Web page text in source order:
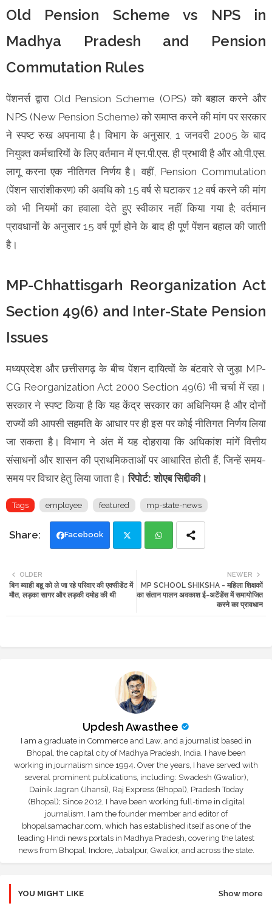
Old Pension Scheme vs NPS in
Madhya Pradesh and Pension
Commutation Rules
पेंशनर्स द्वारा Old Pension Scheme (OPS) को बहाल करने और
NPS (New Pension Scheme) को समाप्त करने की मांग पर सरकार
ने स्पष्ट रुख अपनाया है। विभाग के अनुसार, 1 जनवरी 2005 के बाद
नियुक्त कर्मचारियों के लिए वर्तमान में एन.पी.एस. ही प्रभावी है और ओ.पी.एस.
लागू करना एक नीतिगत निर्णय है। वहीं, Pension Commutation
(पेंशन सारांशीकरण) की अवधि को 15 वर्ष से घटाकर 12 वर्ष करने की मांग
को भी नियमों का हवाला देते हुए स्वीकार नहीं किया गया है; वर्तमान
प्रावधानों के अनुसार 15 वर्ष पूर्ण होने के बाद ही पूर्ण पेंशन बहाल की जाती
है।
MP-Chhattisgarh Reorganization Act
Section 49(6) and Inter-State Pension
Issues
मध्यप्रदेश और छत्तीसगढ़ के बीच पेंशन दायित्वों के बंटवारे से जुड़ा MP-
CG Reorganization Act 2000 Section 49(6) भी चर्चा में रहा।
सरकार ने स्पष्ट किया है कि यह केंद्र सरकार का अधिनियम है और दोनों
राज्यों की आपसी सहमति के आधार पर ही इस पर कोई नीतिगत निर्णय लिया
जा सकता है। विभाग ने अंत में यह दोहराया कि अधिकांश मांगें वित्तीय
संसाधनों और शासन की प्राथमिकताओं पर आधारित होती हैं, जिन्हें समय-
समय पर विचार हेतु लिया जाता है।रिपोर्ट: शोएब सिद्दीकी।
Tags employee featured mp-state-news
Facebook
tte ats
NEWER
MP SCHOOL SHIKSHA - महिला शिक्षकों
का संतान पालन अवकाश ई-अटेंडेंस में समायोजित
करने का प्रावधान
OLDER
बिन ब्याही बहू को ले जा रहे परिवार की एक्सीडेंट में
मौत, लड़का सागर और लड़की दमोह की थी
Updesh Awasthee
I am a graduate in Commerce and Law, and a journalist based in
Bhopal, the capital city of Madhya Pradesh, India. I have been
working in journalism since 1994. Over the years, I have served with
several prominent publications, including: Swadesh (Gwalior),
Dainik Jagran (Jhansi), Raj Express (Bhopal), Pradesh Today
(Bhopal); Since 2012, I have been working full-time in digital
journalism. I am the founder member and editor of
bhopalsamachar.com, which has established itself as one of the
leading Hindi news portals in Madhya Pradesh, covering the latest
news from Bhopal, Indore, Jabalpur, Gwalior, and across the state.
YOU MIGHT LIKE Show more